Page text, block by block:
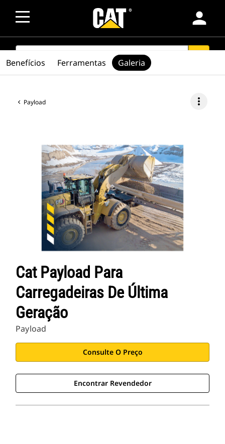
person
SEARCH
Payload more_vert
Cat Payload Para
Carregadeiras De Última
Geração
Payload
Consulte O Preço
Encontrar Revendedor
Benefícios Ferramentas Galeria